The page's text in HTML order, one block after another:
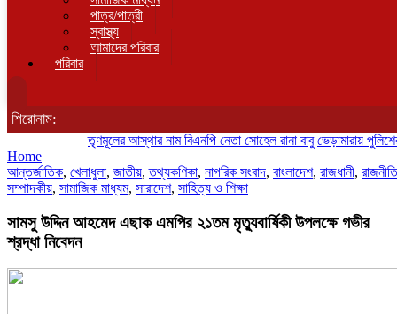
পাত্র/পাত্রী
স্বাস্থ্য
আমাদের পরিবার
পরিবার
শিরোনাম:
তৃণমূলের আস্থার নাম বিএনপি নেতা সোহেল রানা বাবু ভেড়ামারায় পুলিশের
Home
আন্তর্জাতিক, খেলাধুলা, জাতীয়,তথ্যকণিকা, নাগরিক সংবাদ, বাংলাদেশ, রাজধানী, রাজনীতি
সম্পাদকীয়, সামাজিক মাধ্যম, সারাদেশ, সাহিত্য ও শিক্ষা
সামসু উদ্দিন আহমেদ এছাক এমপির ২১তম মৃত্যুবার্ষিকী উপলক্ষে গভীর
শ্রদ্ধা নিবেদন